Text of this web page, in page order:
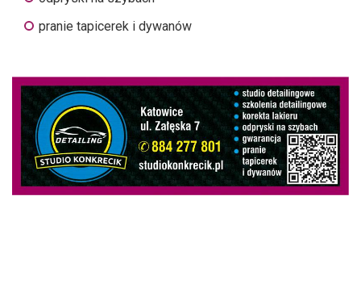
pranie tapicerek i dywanów